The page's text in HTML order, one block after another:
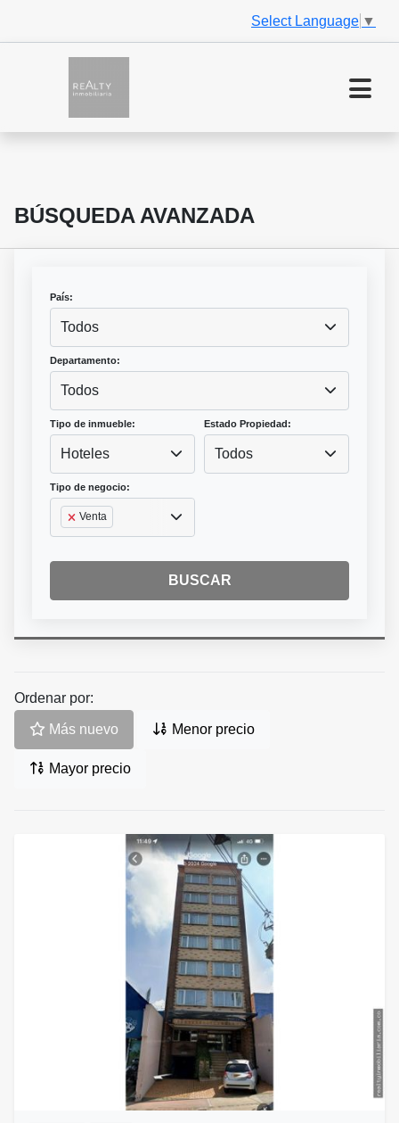
Select Language ▼
BÚSQUEDA AVANZADA
País:
Todos
Departamento:
Todos
Tipo de inmueble:
Hoteles
Estado Propiedad:
Todos
Tipo de negocio:
Venta
BUSCAR
Ordenar por:
Más nuevo Menor precio
Mayor precio